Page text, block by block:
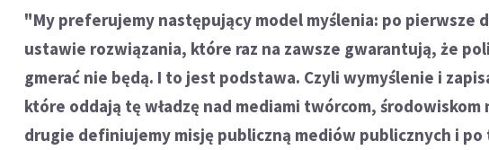
"My preferujemy następujący model myślenia: po pierwsze
ustawie rozwiązania, które raz na zawsze gwarantują, że
gmerać nie będą. I to jest podstawa. Czyli wymyślenie i
które oddają tę władzę nad mediami twórcom, środowiskom
drugie definiujemy misję publiczną mediów publicznych i